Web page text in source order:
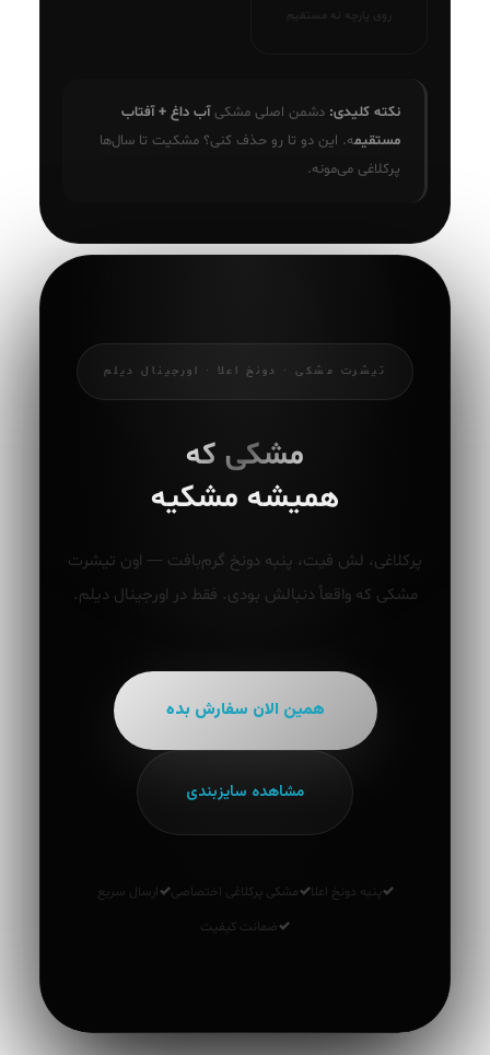
روی پارچه نه مستقیم
نکته کلیدی: دشمن اصلی مشکیآب داغ + آفتاب
مستقیمه. این دو تا رو حذف کنی؟ مشکیت تا سال‌ها
پرکلاغی می‌مونه.
تیشرت مشکی · دونخ اعلا · اورجینال دیلم
مشکی که
همیشه مشکیه
پرکلاغی، لش فیت، پنبه دونخ گرم‌بافت — اون تیشرت
مشکی که واقعاً دنبالش بودی. فقط در اورجینال دیلم.
همین الان سفارش بده
مشاهده سایزبندی
پنبه دونخ اعلا مشکی پرکلاغی اختصاصی
ارسال سریع
ضمانت کیفیت